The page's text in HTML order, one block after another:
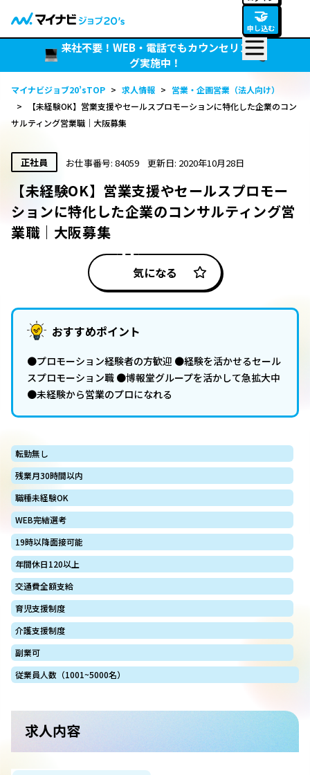
🤝
申し込む
来社不要！WEB・電話でもカウンセリン
グ実施中！
マイナビジョブ20’sTOP > 求人情報 > 営業・企画営業（法人向け）
>
【未経験OK】営業支援やセールスプロモーションに特化した企業のコン
サルティング営業職｜大阪募集
正社員 お仕事番号: 84059 更新日: 2020年10月28日
【未経験OK】営業支援やセールスプロモー
ションに特化した企業のコンサルティング営
業職｜大阪募集
気になる
おすすめポイント
●プロモーション経験者の方歓迎 ●経験を活かせるセール
スプロモーション職 ●博報堂グループを活かして急拡大中
●未経験から営業のプロになれる
転勤無し
残業月30時間以内
職種未経験OK
WEB完結選考
19時以降面接可能
年間休日120以上
交通費全額支給
育児支援制度
介護支援制度
副業可
従業員人数（1001~5000名）
求人内容